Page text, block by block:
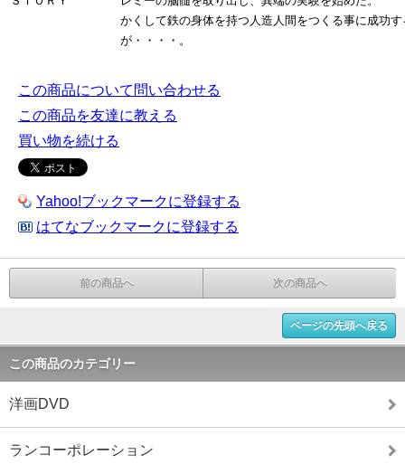
かくして鉄の身体を持つ人造人間をつくる事に成功す
が・・・・。
この商品について問い合わせる
この商品を友達に教える
買い物を続ける
Yahoo!ブックマークに登録する
はてなブックマークに登録する
前の商品へ 次の商品へ
ページの先頭へ戻る
この商品のカテゴリー
洋画DVD
ランコーポレーション